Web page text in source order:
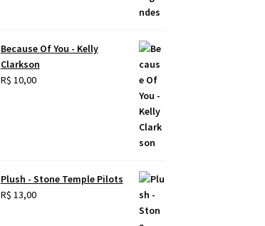
Because Of You - Kelly
Clarkson
R$ 10,00
Plush - Stone Temple Pilots
R$ 13,00